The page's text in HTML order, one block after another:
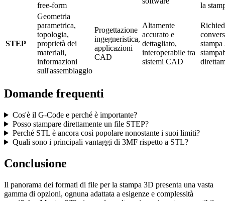
free-form
la
STEP
Geometria
parametrica,
topologia,
proprietà dei
materiali,
informazioni
sull'assemblaggio
Progettazione
ingegneristica,
applicazioni
CAD
Altamente
accurato e
dettagliato,
interoperabile tra
sistemi CAD
Domande frequenti
Cos'è il G-Code e perché è importante?
Posso stampare direttamente un file STEP?
Perché STL è ancora così popolare nonostante i suoi limiti?
Quali sono i principali vantaggi di 3MF rispetto a STL?
Conclusione
Il panorama dei formati di file per la stampa 3D presenta una vasta
gamma di opzioni, ognuna adattata a esigenze e complessità